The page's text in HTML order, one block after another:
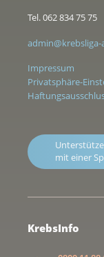
Tel. 062 834 75 75
admin@krebsliga-
Impressum
Privatsphäre-
mit einer
KrebsInfo